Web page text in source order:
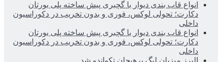
انواع قاب بندی دیوار با گچبری پیش ساخته پلی یورتان
دکارت؛ تحولی لوکس، فوری و بدون تخریب در دکوراسیون
داخلی
انواع قاب بندی دیوار با گچبری پیش ساخته پلی یورتان
دکارت؛ تحولی لوکس، فوری و بدون تخریب در دکوراسیون
داخلی
البرز میزبان لیگ پرهیجان تکواندو شد